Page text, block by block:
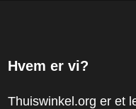
Hvem er vi?
Thuiswinkel.org er et